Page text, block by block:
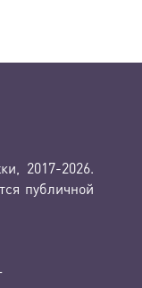
2017-2026.
публичной